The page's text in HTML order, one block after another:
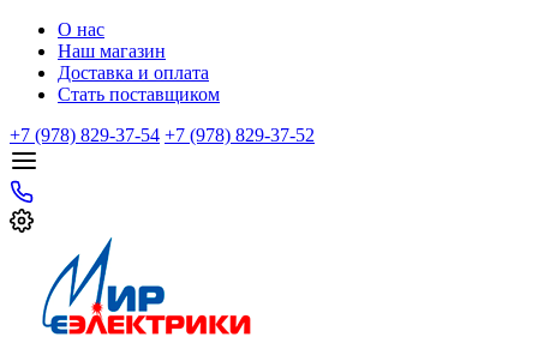
О нас
Наш магазин
Доставка и оплата
Стать поставщиком
+7 (978) 829-37-54 +7 (978) 829-37-52